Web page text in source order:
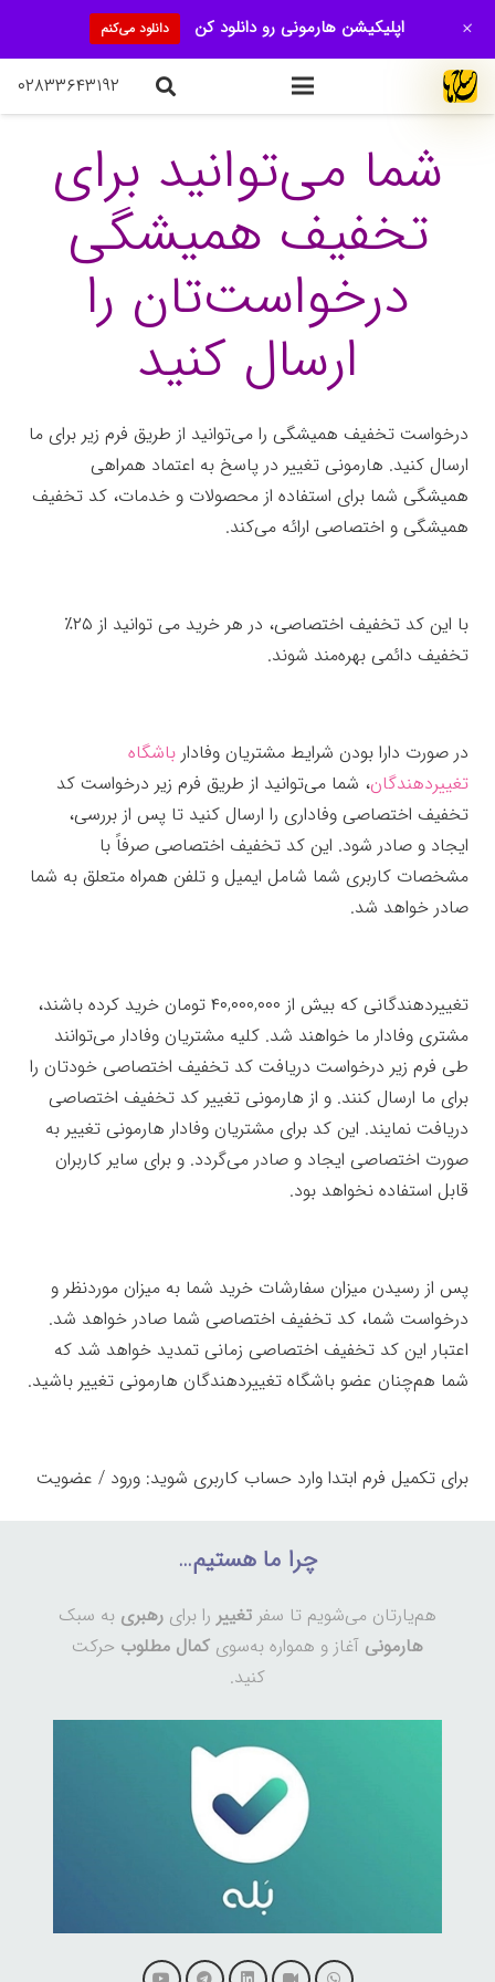
۰۲۸۳۳۶۴۳۱۹۲
شما می‌توانید برای
تخفیف همیشگی
درخواست‌تان را
ارسال کنید
درخواست تخفیف همیشگی را می‌توانید از طریق فرم زیر برای ما
ارسال کنید. هارمونی تغییر در پاسخ به اعتماد همراهی
همیشگی شما برای استفاده از محصولات و خدمات، کد تخفیف
همیشگی و اختصاصی ارائه می‌کند.
با این کد تخفیف اختصاصی، در هر خرید می توانید از ۲۵٪
تخفیف دائمی بهره‌مند شوند.
در صورت دارا بودن شرایط مشتریان وفادار باشگاه
تغییردهندگان، شما می‌توانید از طریق فرم زیر درخواست کد
تخفیف اختصاصی وفاداری را ارسال کنید تا پس از بررسی،
ایجاد و صادر شود. این کد تخفیف اختصاصی صرفاً با
مشخصات کاربری شما شامل ایمیل و تلفن همراه متعلق به شما
صادر خواهد شد.
تغییردهندگانی که بیش از ۴۰,۰۰۰,۰۰۰ تومان خرید کرده باشند،
مشتری وفادار ما خواهند شد. کلیه مشتریان وفادار می‌توانند
طی فرم زیر درخواست دریافت کد تخفیف اختصاصی خودتان را
برای ما ارسال کنند. و از هارمونی تغییر کد تخفیف اختصاصی
دریافت نمایند. این کد برای مشتریان وفادار هارمونی تغییر به
صورت اختصاصی ایجاد و صادر می‌گردد. و برای سایر کاربران
قابل استفاده نخواهد بود.
پس از رسیدن میزان سفارشات خرید شما به میزان موردنظر و
درخواست شما، کد تخفیف اختصاصی شما صادر خواهد شد.
اعتبار این کد تخفیف اختصاصی زمانی تمدید خواهد شد که
شما هم‌چنان عضو باشگاه تغییردهندگان هارمونی تغییر باشید.
برای تکمیل فرم ابتدا وارد حساب کاربری شوید: ورود / عضویت
چرا ما هستیم…
هم‌یارتان می‌شویم تا سفر تغییر را برای رهبری به سبک
هارمونی آغاز و همواره به‌سوی کمال مطلوب حرکت
کنید.
اپلیکیشن هارمونی رو دانلود کن دانلود می‌کنم +